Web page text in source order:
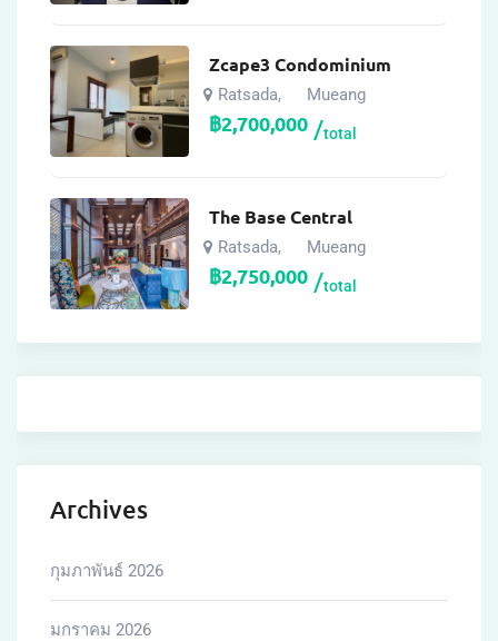
Zcape3 Condominium
Ratsada, Mueang
฿2,700,000 total
The Base Central
Ratsada, Mueang
฿2,750,000 total
Archives
กุมภาพันธ์ 2026
มกราคม 2026